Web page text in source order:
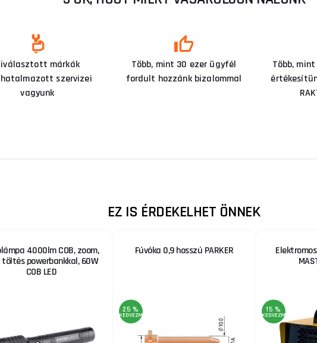
márkák
szervizei
vagyunk
Több, mint 30 ezer ügyfél
fordult hozzánk bizalommal
Több,
EZ IS ÉRDEKELHET ÖNNEK
4000lm COB, zoom,
töltés powerbankkal, 60W
COB LED
Fúvóka 0,9 hosszú PARKER
25 %
KEDVEZMÉNY
15 %
KEDVEZMÉNY